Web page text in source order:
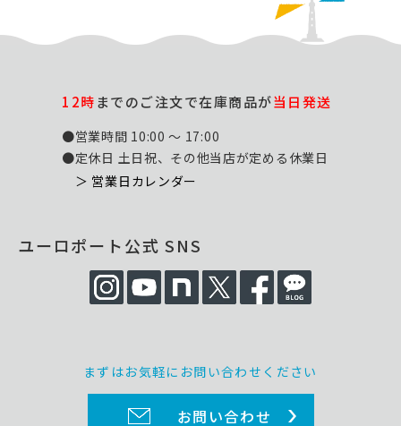
12時までのご注文で在庫商品が当日発送
●営業時間 10:00 ～ 17:00
●定休日 土日祝、その他当店が定める休業日
＞ 営業日カレンダー
ユーロポート公式 SNS
まずはお気軽にお問い合わせください
お問い合わせ